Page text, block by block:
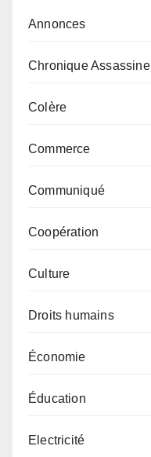
Annonces
Chronique Assassine
Colère
Commerce
Communiqué
Coopération
Culture
Droits humains
Économie
Éducation
Electricité